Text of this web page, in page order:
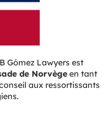
Gómez Lawyers est
de Norvègeen tant
aux ressortissants